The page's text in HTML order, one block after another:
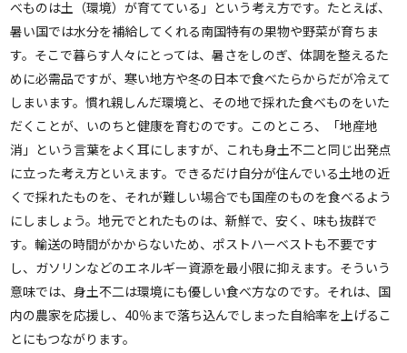
べものは土（環境）が育てている」という考え方です。たとえば、
暑い国では水分を補給してくれる南国特有の果物や野菜が育ちま
す。そこで暮らす人々にとっては、暑さをしのぎ、体調を整えるた
めに必需品ですが、寒い地方や冬の日本で食べたらからだが冷えて
しまいます。慣れ親しんだ環境と、その地で採れた食べものをいた
だくことが、いのちと健康を育むのです。このところ、「地産地
消」という言葉をよく耳にしますが、これも身土不二と同じ出発点
に立った考え方といえます。できるだけ自分が住んでいる土地の近
くで採れたものを、それが難しい場合でも国産のものを食べるよう
にしましょう。地元でとれたものは、新鮮で、安く、味も抜群で
す。輸送の時間がかからないため、ポストハーベストも不要です
し、ガソリンなどのエネルギー資源を最小限に抑えます。そういう
意味では、身土不二は環境にも優しい食べ方なのです。それは、国
内の農家を応援し、40％まで落ち込んでしまった自給率を上げるこ
とにもつながります。